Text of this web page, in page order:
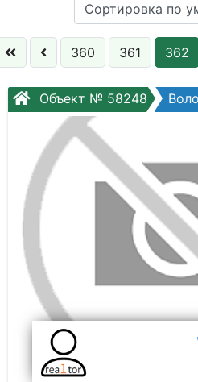
Кол. комнат:
Этаж:
Слово:
Сортировка по
360 361 362
Объект № 58248